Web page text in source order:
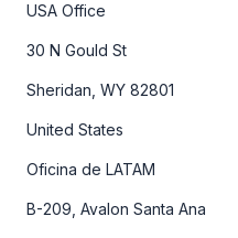
USA Office
30 N Gould St
Sheridan, WY 82801
United States
Oficina de LATAM
B-209, Avalon Santa Ana